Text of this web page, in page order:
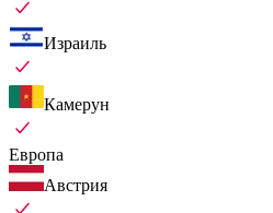
Израиль
Камерун
Европа
Австрия